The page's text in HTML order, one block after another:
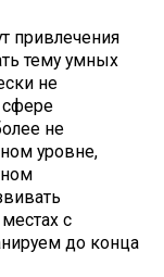
привлечения
тему умных
не
сфере
не
уровне,
с
до конца